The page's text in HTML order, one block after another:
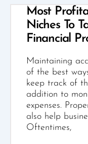
Most
Niches To
Financial
Maintaining
of the best
keep track of
addition to
expenses.
also help
Oftentimes,